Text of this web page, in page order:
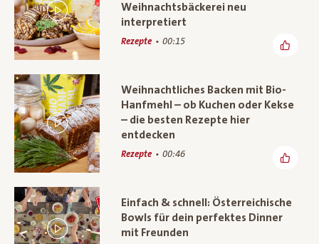
Weihnachtsbäckerei neu
interpretiert
Rezepte 00:15
Weihnachtliches Backen mit Bio-
Hanfmehl – ob Kuchen oder Kekse
– die besten Rezepte hier
entdecken
Rezepte 00:46
Einfach & schnell: Österreichische
Bowls für dein perfektes Dinner
mit Freunden